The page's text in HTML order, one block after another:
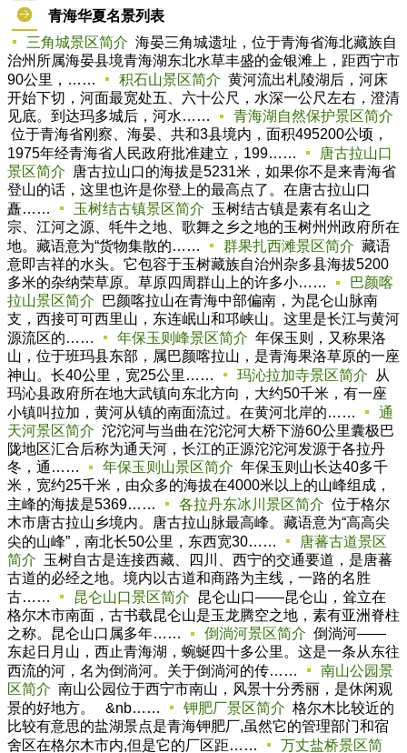
青海华夏名景列表
三角城景区简介 海晏三角城遗址，位于青海省海北藏族自
治州所属海晏县境青海湖东北水草丰盛的金银滩上，距西宁市
90公里，……
积石山景区简介 黄河流出札陵湖后，河床
开始下切，河面最宽处五、六十公尺，水深一公尺左右，澄清
见底。到达玛多城后，河水……
青海湖自然保护景区简介
位于青海省刚察、海晏、共和3县境内，面积495200公顷，
1975年经青海省人民政府批准建立，199……
唐古拉山口
景区简介
唐古拉山口的海拔是5231米，如果你不是来青海省
登山的话，这里也许是你登上的最高点了。在唐古拉山口
矗……
玉树结古镇景区简介 玉树结古镇是素有名山之
宗、江河之源、牦牛之地、歌舞之乡之地的玉树州州政府所在
地。藏语意为“货物集散的……
群果扎西滩景区简介 藏语
意即吉祥的水头。它包容于玉树藏族自治州杂多县海拔5200
多米的杂纳荣草原。草原四周群山上的许多小……
巴颜喀
拉山景区简介
巴颜喀拉山在青海中部偏南，为昆仑山脉南
支，西接可可西里山，东连岷山和邛峡山。这里是长江与黄河
源流区的……
年保玉则峰景区简介 年保玉则，又称果洛
山，位于班玛县东部，属巴颜喀拉山，是青海果洛草原的一座
神山。长40公里，宽25公里……
玛沁拉加寺景区简介
从
玛沁县政府所在地大武镇向东北方向，大约50千米，有一座
小镇叫拉加，黄河从镇的南面流过。在黄河北岸的……
通
天河景区简介 沱沱河与当曲在沱沱河大桥下游60公里囊极巴
陇地区汇合后称为通天河，长江的正源沱沱河发源于各拉丹
冬，通……
年保玉则山景区简介 年保玉则山长达40多千
米，宽约25千米，由众多的海拔在4000米以上的山峰组成，
主峰的海拔是5369……
各拉丹东冰川景区简介 位于格尔
木市唐古拉山乡境内。唐古拉山脉最高峰。藏语意为“高高尖
尖的山峰”，南北长50公里，东西宽30……
唐蕃古道景区
简介 玉树自古是连接西藏、四川、西宁的交通要道，是唐蕃
古道的必经之地。境内以古道和商路为主线，一路的名胜
古……
昆仑山口景区简介 昆仑山口——昆仑山，耸立在
格尔木市南面，古书载昆仑山是玉龙腾空之地，素有亚洲脊柱
之称。昆仑山口属多年……
倒淌河景区简介 倒淌河——
东起日月山，西止青海湖，蜿蜒四十多公里。这是一条从东往
西流的河，名为倒淌河。关于倒淌河的传……
南山公园景
区简介 南山公园位于西宁市南山，风景十分秀丽，是休闲观
景的好地方。 &nb……
钾肥厂景区简介 格尔木比较近的
比较有意思的盐湖景点是青海钾肥厂,虽然它的管理部门和宿
舍区在格尔木市内,但是它的厂区距……
万丈盐桥景区简